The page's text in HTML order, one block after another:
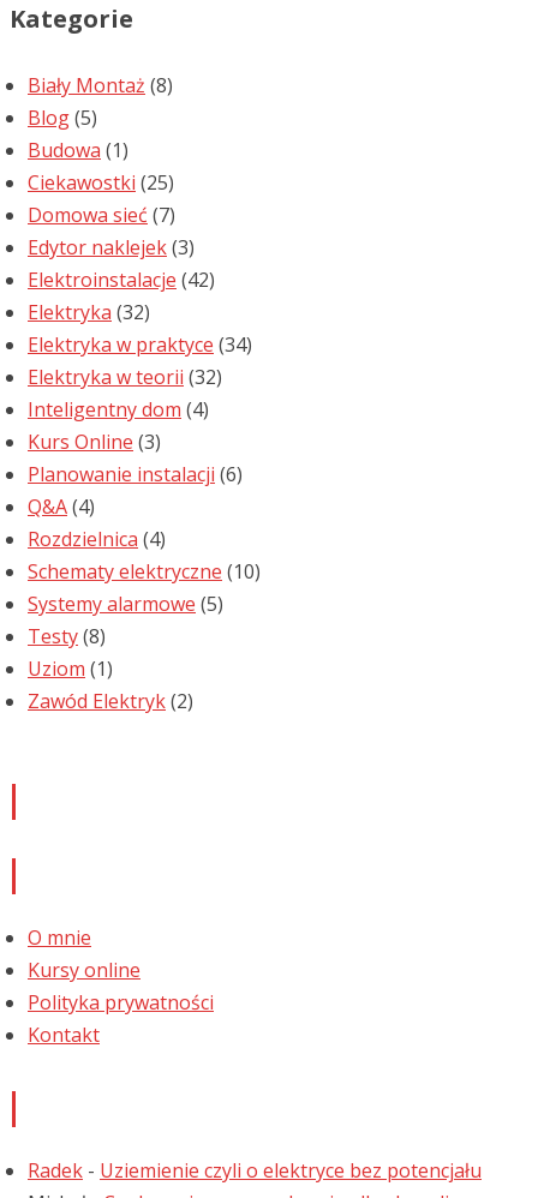
Kategorie
Biały Montaż (8)
Blog(5)
Budowa (1)
Ciekawostki (25)
Domowa sieć (7)
Edytor naklejek(3)
Elektroinstalacje (42)
Elektryka (32)
Elektryka w praktyce (34)
Elektryka w teorii (32)
Inteligentny dom (4)
Kurs Online (3)
Planowanie instalacji (6)
Q&A(4)
Rozdzielnica (4)
Schematy elektryczne (10)
Systemy alarmowe (5)
Testy(8)
Uziom (1)
Zawód Elektryk(2)
O mnie
Kursy online
Polityka prywatności
Kontakt
Radek - Uziemienie czyli o elektryce bez potencjału